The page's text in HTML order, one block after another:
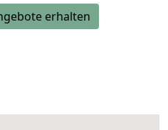
erhalten